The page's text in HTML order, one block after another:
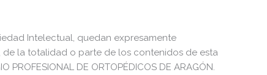
Intelectual, quedan expresamente
la totalidad o parte de los contenidos de esta
DE ORTOPÉDICOS DE ARAGÓN.